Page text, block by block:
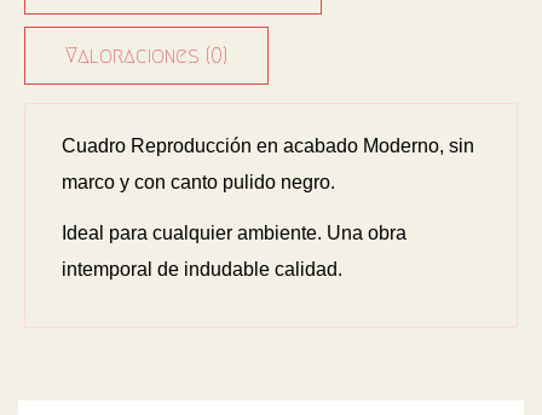
Valoraciones (0)
Cuadro Reproducción en acabado Moderno, sin
marco y con canto pulido negro.
Ideal para cualquier ambiente. Una obra
intemporal de indudable calidad.